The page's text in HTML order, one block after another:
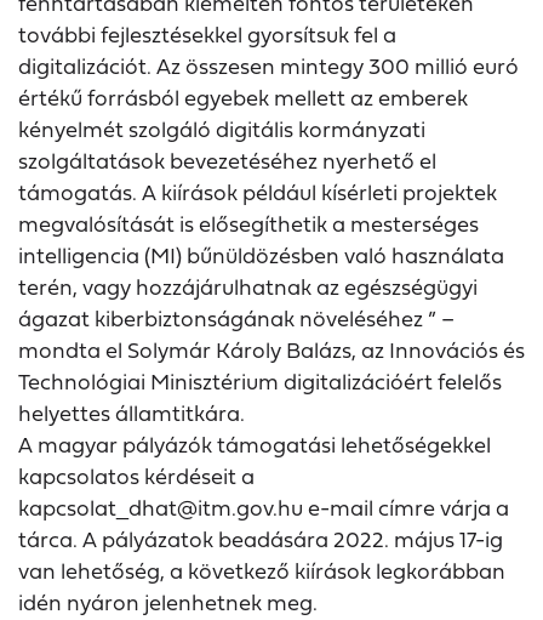
további fejlesztésekkel gyorsítsuk fel a
digitalizációt. Az összesen mintegy 300 millió euró
értékű forrásból egyebek mellett az emberek
kényelmét szolgáló digitális kormányzati
szolgáltatások bevezetéséhez nyerhető el
támogatás. A kiírások például kísérleti projektek
megvalósítását is elősegíthetik a mesterséges
intelligencia (MI) bűnüldözésben való használata
terén, vagy hozzájárulhatnak az egészségügyi
ágazat kiberbiztonságának növeléséhez ” –
mondta el Solymár Károly Balázs, az Innovációs és
Technológiai Minisztérium digitalizációért felelős
helyettes államtitkára.
A magyar pályázók támogatási lehetőségekkel
kapcsolatos kérdéseit a
kapcsolat_dhat@itm.gov.hu e-mail címre várja a
tárca. A pályázatok beadására 2022. május 17-ig
van lehetőség, a következő kiírások legkorábban
idén nyáron jelenhetnek meg.